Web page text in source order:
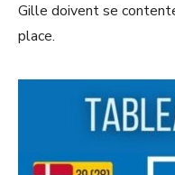
Gille doivent se
place.